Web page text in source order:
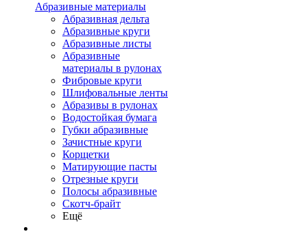
Абразивные материалы
Абразивная дельта
Абразивные круги
Абразивные листы
Абразивные
материалы в рулонах
Фибровые круги
Шлифовальные ленты
Абразивы в рулонах
Водостойкая бумага
Губки абразивные
Зачистные круги
Корщетки
Матирующие пасты
Отрезные круги
Полосы абразивные
Скотч-брайт
Ещё